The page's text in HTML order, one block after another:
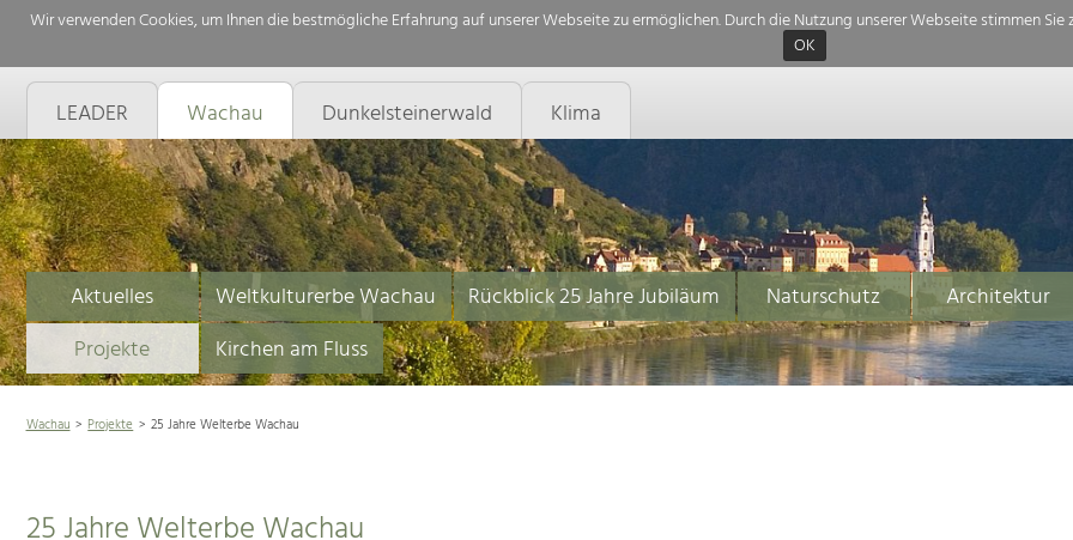
Wir verwenden Cookies, um Ihnen die bestmögliche Erfahrung auf unserer Webseite zu ermöglichen. Durch die Nutzung unserer Webseite stimmen
OK
LEADER Wachau Dunkelsteinerwald Klima
Aktuelles Weltkulturerbe Wachau Rückblick 25 Jahre Jubiläum Naturschutz Architektur
Projekte
Kirchen am Fluss
Wachau Projekte 25 Jahre Welterbe Wachau
25 Jahre Welterbe Wachau